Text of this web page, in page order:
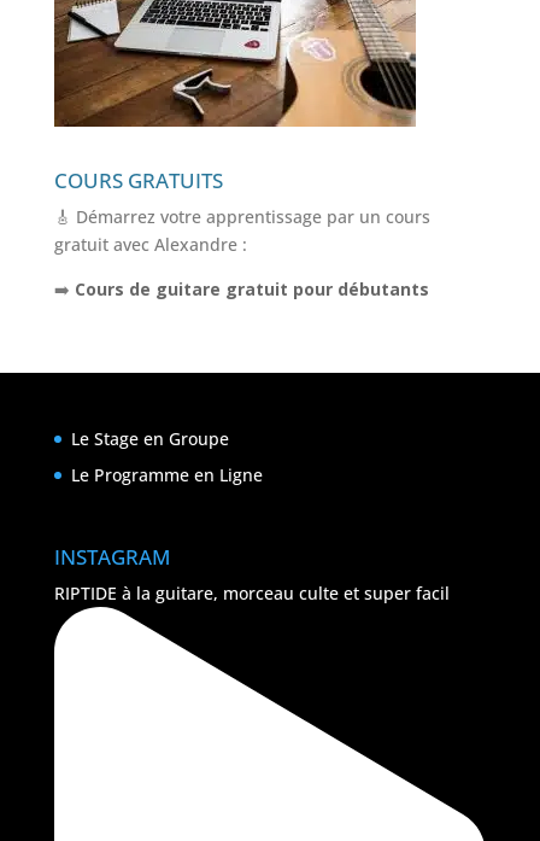
COURS GRATUITS
🎸 Démarrez votre apprentissage par un cours
gratuit avec Alexandre :
➡️ Cours de guitare gratuit pour débutants
Le Stage en Groupe
Le Programme en Ligne
INSTAGRAM
RIPTIDE à la guitare, morceau culte et super facil